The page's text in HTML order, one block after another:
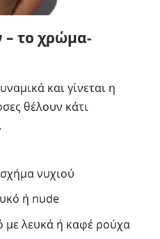
– το χρώμα-
και γίνεται η
θέλουν κάτι
νυχιού
ή nude
με λευκά ή καφέ ρούχα